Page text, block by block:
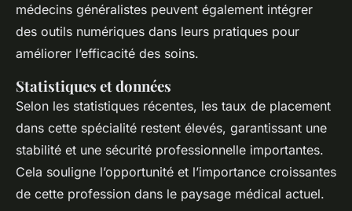
médecins généralistes peuvent également intégrer
des outils numériques dans leurs pratiques pour
améliorer l’efficacité des soins.
Statistiques et données
Selon les statistiques récentes, les taux de placement
dans cette spécialité restent élevés, garantissant une
stabilité et une sécurité professionnelle importantes.
Cela souligne l’opportunité et l’importance croissantes
de cette profession dans le paysage médical actuel.